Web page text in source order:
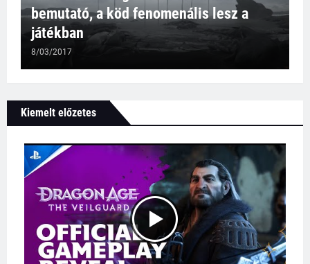
bemutató, a köd fenomenális lesz a
játékban
8/03/2017
Kiemelt előzetes